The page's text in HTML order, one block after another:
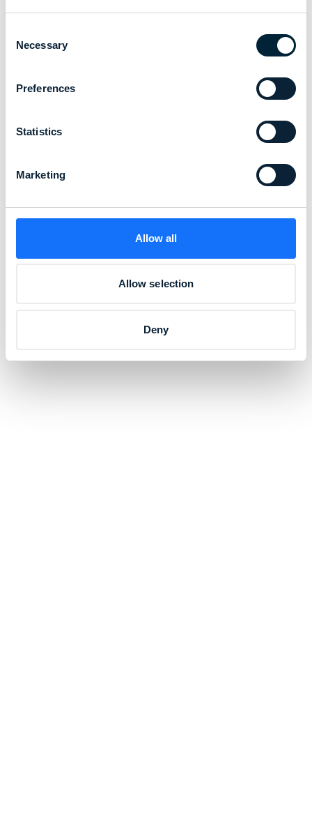
Selection
Necessary
Preferences
Statistics
Marketing
Allow all
Allow selection
Deny